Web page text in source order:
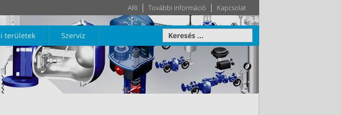
ARI További információ Kapcsolat
területek Szerviz